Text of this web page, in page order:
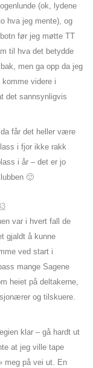
(ok, lydene
hva jeg mente), og
før jeg møtte TT
til hva det betydde
men ga opp da jeg
videre i
det sannsynligvis
får det heller være
i fjor ikke rakk
i år – det er jo
🙂
var i hvert fall de
gjaldt å kunne
ved start i
mange Sagene
heiet på deltakerne,
og tilskuere.
klar – gå hardt ut
at jeg ville tape
meg på vei ut. En